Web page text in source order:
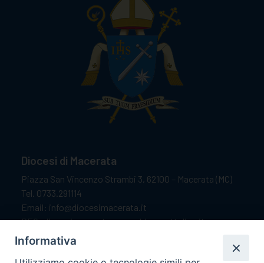
Diocesi di Macerata
Piazza San Vincenzo Strambi 3, 62100 – Macerata (MC)
Tel. 0733.291114
Email: info@diocesimacerata.it
PEC: diocesimacerata@pec.chiesacattolica.it
Comunicazioni urgenti WhatsApp:
Informativa